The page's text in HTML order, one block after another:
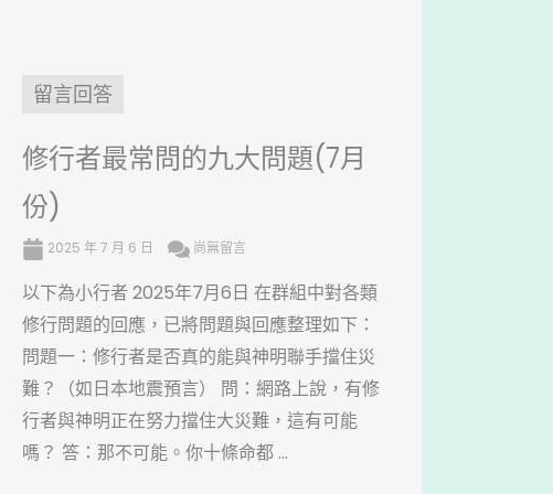
留言回答
修行者最常問的九大問題(7月
份)
2025 年 7 月 6 日 尚無留言
以下為小行者 2025年7月6日 在群組中對各類
修行問題的回應，已將問題與回應整理如下：
問題一：修行者是否真的能與神明聯手擋住災
難？（如日本地震預言） 問：網路上說，有修
行者與神明正在努力擋住大災難，這有可能
嗎？ 答：那不可能。你十條命都 ...